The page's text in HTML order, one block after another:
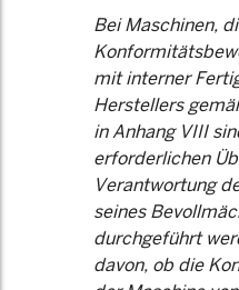
Bei Maschinen,
mit interner
Herstellers
in Anhang VIII
erforderlichen
Verantwortung
seines
durchgeführt
davon, ob die